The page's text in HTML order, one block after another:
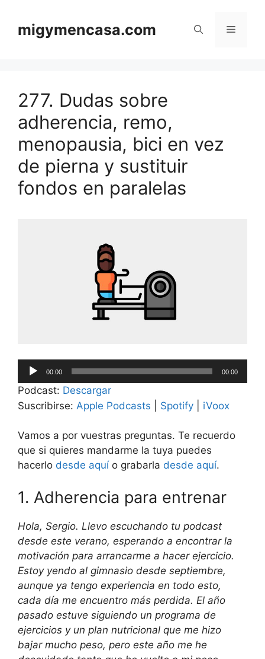
contenido
migymencasa.com Menú
277. Dudas sobre
adherencia, remo,
menopausia, bici en vez
de pierna y sustituir
fondos en paralelas
Reproductor
de
audio
00:00 00:00
Podcast: Descargar
Suscribirse: Apple Podcasts Spotify iVoox
Vamos a por vuestras preguntas. Te recuerdo
que si quieres mandarme la tuya puedes
hacerlo desde aquí o grabarla desde aquí.
1. Adherencia para entrenar
Hola, Sergio. Llevo escuchando tu podcast
desde este verano, esperando a encontrar la
motivación para arrancarme a hacer ejercicio.
Estoy yendo al gimnasio desde septiembre,
aunque ya tengo experiencia en todo esto,
cada día me encuentro más perdida. El año
pasado estuve siguiendo un programa de
ejercicios y un plan nutricional que me hizo
bajar mucho peso, pero este año me he